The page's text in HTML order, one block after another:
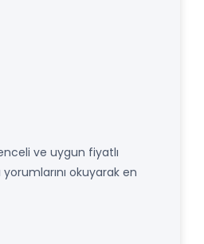
ve uygun fiyatlı
okuyarak en